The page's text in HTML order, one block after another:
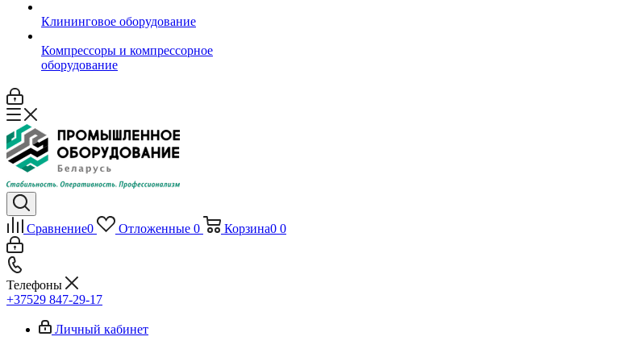
Клининговое оборудование
Компрессоры и компрессорное
оборудование
Сравнение0 Отложенные 0 Корзина0 0
Телефоны
+37529 847-29-17‬
Личный кабинет